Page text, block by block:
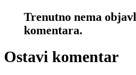
Trenutno nema
komentara.
Ostavi komentar